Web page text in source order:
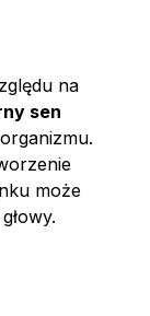
na
sen
może